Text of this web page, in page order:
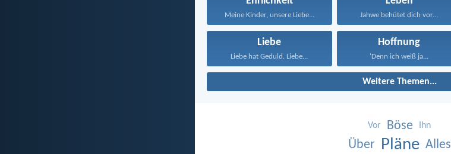
Meine Kinder, unsere Liebe... Jahwe behütet dich vor...
Liebe
Liebe hat Geduld. Liebe...
Hoffnung
'Denn ich weiß ja...
Weitere Themen...
Vor Böse Ihn
Über Pläne Alles